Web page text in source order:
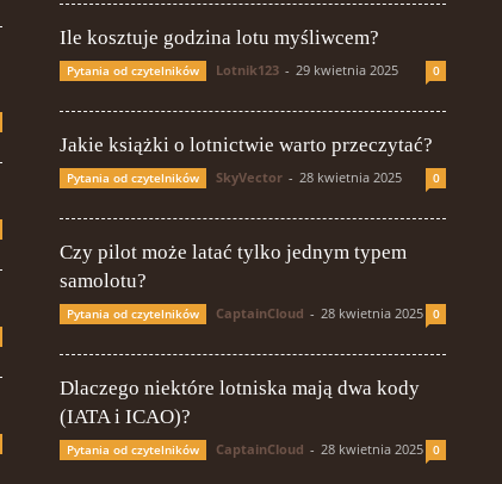
Ile kosztuje godzina lotu myśliwcem?
Pytania od czytelników Lotnik123 - 29 kwietnia 2025 0
Jakie książki o lotnictwie warto przeczytać?
Pytania od czytelników SkyVector - 28 kwietnia 2025 0
Czy pilot może latać tylko jednym typem
samolotu?
Pytania od czytelników CaptainCloud - 28 kwietnia 2025 0
Dlaczego niektóre lotniska mają dwa kody
(IATA i ICAO)?
Pytania od czytelników CaptainCloud - 28 kwietnia 2025 0